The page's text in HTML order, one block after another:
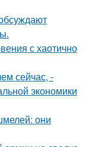
с хаотично
сейчас, -
экономики
они